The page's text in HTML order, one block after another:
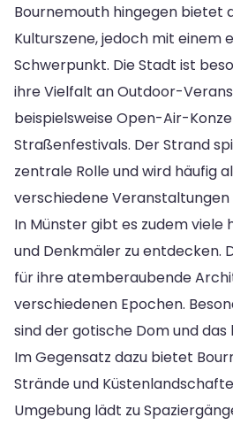
Bournemouth hingegen bietet
Kulturszene, jedoch mit einem
Schwerpunkt. Die Stadt ist
ihre Vielfalt an Outdoor-
beispielsweise Open-Air-
Straßenfestivals. Der Strand
zentrale Rolle und wird häufig
verschiedene Veranstaltungen
In Münster gibt es zudem viele
und Denkmäler zu entdecken.
für ihre atemberaubende
verschiedenen Epochen.
sind der gotische Dom und das
Im Gegensatz dazu bietet
Strände und
Umgebung lädt zu